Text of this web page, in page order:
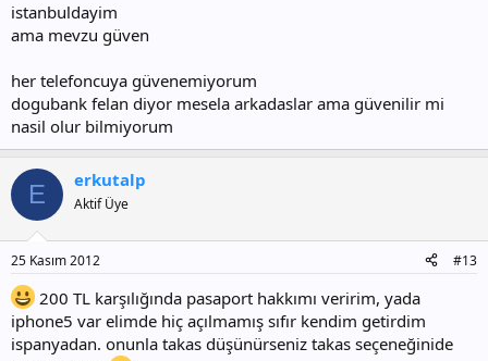
istanbuldayim
ama mevzu güven
her telefoncuya güvenemiyorum
dogubank felan diyor mesela arkadaslar ama güvenilir mi
nasil olur bilmiyorum
E erkutalp
Aktif Üye
25 Kasım 2012 #13
200 TL karşılığında pasaport hakkımı veririm, yada
iphone5 var elimde hiç açılmamış sıfır kendim getirdim
ispanyadan. onunla takas düşünürseniz takas seçeneğinide